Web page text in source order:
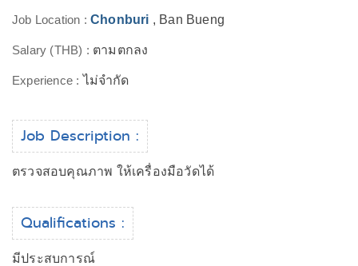
Job Location : Chonburi , Ban Bueng
Salary (THB) : ตามตกลง
Experience :ไม่จำกัด
Job Description :
ตรวจสอบคุณภาพ ให้เครื่องมือวัดได้
Qualifications :
มีประสบการณ์